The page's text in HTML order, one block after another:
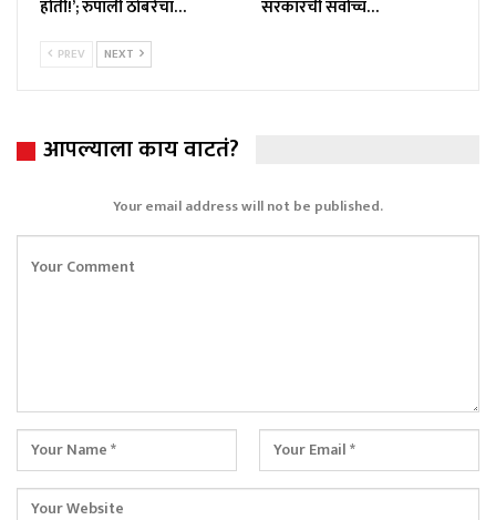
होती!’; रुपाली ठोंबरेंचा…
सरकारची सर्वोच्च…
PREV NEXT
आपल्याला काय वाटतं?
Your email address will not be published.